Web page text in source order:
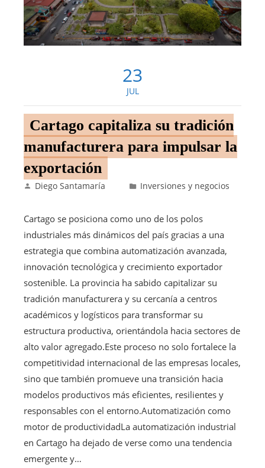
23
JUL
Cartago capitaliza su tradición
manufacturera para impulsar la
exportación
Diego Santamaría Inversiones y negocios
Cartago se posiciona como uno de los polos
industriales más dinámicos del país gracias a una
estrategia que combina automatización avanzada,
innovación tecnológica y crecimiento exportador
sostenible. La provincia ha sabido capitalizar su
tradición manufacturera y su cercanía a centros
académicos y logísticos para transformar su
estructura productiva, orientándola hacia sectores de
alto valor agregado.Este proceso no solo fortalece la
competitividad internacional de las empresas locales,
sino que también promueve una transición hacia
modelos productivos más eficientes, resilientes y
responsables con el entorno.Automatización como
motor de productividadLa automatización industrial
en Cartago ha dejado de verse como una tendencia
emergente y…